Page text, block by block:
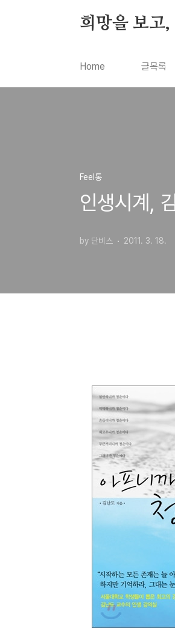
희망을 보고,
Home 글목록
Feel통
인생시계,
by 단비스 2011. 3. 18.